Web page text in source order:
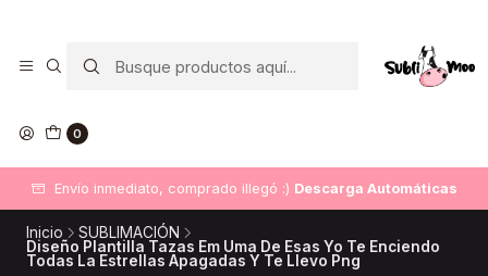
0
Envío inmediato, comprado illegó :) Descarga Automáticas
Inicio
SUBLIMACIÓN
Diseño Plantilla Tazas Em Uma De Esas Yo Te Enciendo
Todas La Estrellas Apagadas Y Te Llevo Png